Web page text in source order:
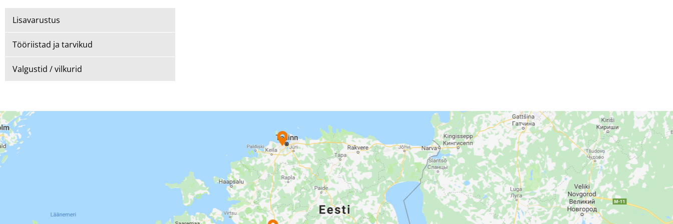
Lisavarustus
Tööriistad ja tarvikud
Valgustid / vilkurid